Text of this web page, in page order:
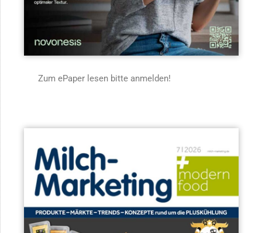
Zum ePaper lesen bitte anmelden!